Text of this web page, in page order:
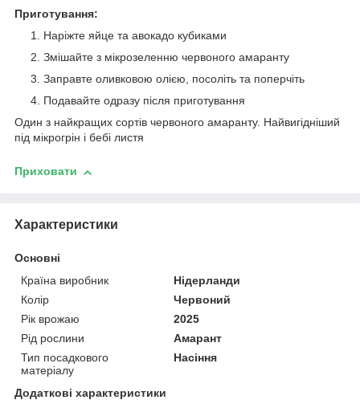
Приготування:
Наріжте яйце та авокадо кубиками
Змішайте з мікрозеленню червоного амаранту
Заправте оливковою олією, посоліть та поперчіть
Подавайте одразу після приготування
Один з найкращих сортів червоного амаранту. Найвигідніший
під мікрогрін і бебі листя
Приховати
Характеристики
Основні
Країна виробник
Нідерланди
Колір
Червоний
Рік врожаю
2025
Рід рослини
Амарант
Тип посадкового
матеріалу
Насіння
Додаткові характеристики